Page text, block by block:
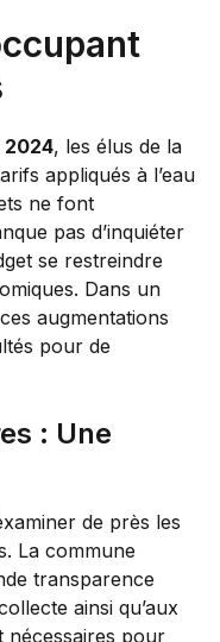
, les élus de la
appliqués à l’eau
ne font
pas d’inquiéter
se restreindre
Dans un
augmentations
pour de
: Une
de près les
La commune
transparence
ainsi qu’aux
nécessaires pour